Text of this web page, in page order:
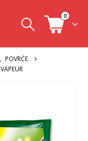
0
, POVRĆE